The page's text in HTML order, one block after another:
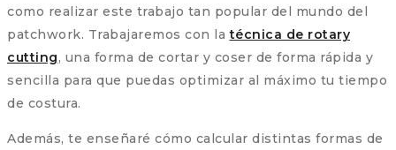
como realizar este trabajo tan popular del mundo del
patchwork. Trabajaremos con latécnica de rotary
cutting, una forma de cortar y coser de forma rápida y
sencilla para que puedas optimizar al máximo tu tiempo
de costura.
Además, te enseñaré cómo calcular distintas formas de